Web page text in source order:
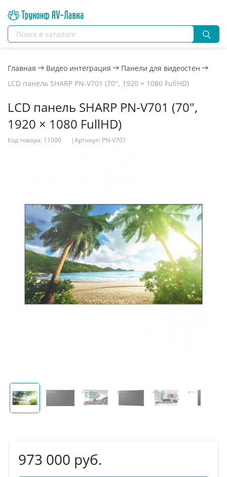
Главная Видео интеграция
Панели для видеостен
LCD панель SHARP PN-V701 (70", 1920 × 1080 FullHD)
LCD панель SHARP PN-V701 (70",
1920 × 1080 FullHD)
Код товара: 11000 |Артикул: PN-V701
973 000 руб.